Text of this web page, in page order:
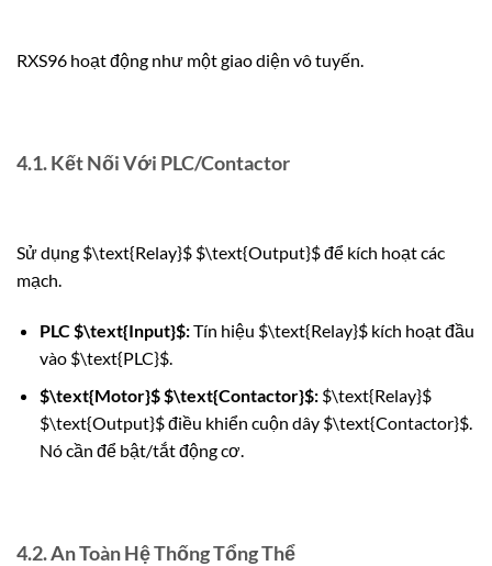
RXS96 hoạt động như một giao diện vô tuyến.
4.1. Kết Nối Với PLC/Contactor
Sử dụng $\text{Relay}$ $\text{Output}$để kích hoạt các
mạch.
PLC $\text{Input}$:Tín hiệu $\text{Relay}$kích hoạt đầu
vào $\text{PLC}$.
$\text{Motor}$$\text{Contactor}$: $\text{Relay}$
$\text{Output}$điều khiển cuộn dây $\text{Contactor}$.
Nó cần để bật/tắt động cơ.
4.2. An Toàn Hệ Thống Tổng Thể